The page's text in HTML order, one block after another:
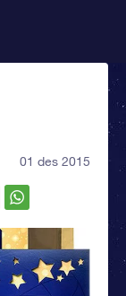
01 des 2015